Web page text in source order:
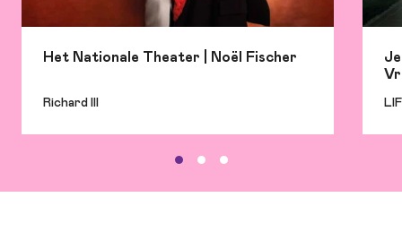
Het Nationale Theater | Noël Fischer
Richard III